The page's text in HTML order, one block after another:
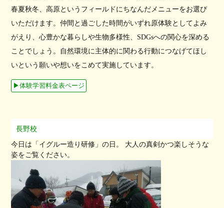
春夏秋冬、高原というフィールドにちなんだメニューをお選び
いただけます。仲間と過ごした時間がいずれ原体験としてよみ
がえり、心豊かな暮らしや生物多様性、SDGsへの関心を深める
ことでしょう。自然環境に主体的に関わる行動につなげてほし
いという願いや想いをこめて実施しています。
▶︎体験学習料金表ページ
長野校
今日は「イグルー造り研修」の日。 大人の真剣かつ楽しそうな
姿をご覧ください。